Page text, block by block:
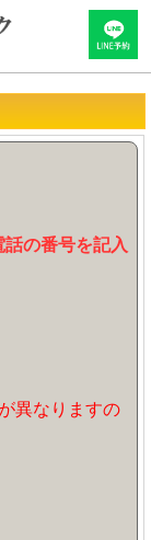
の番号を記入
異なりますの